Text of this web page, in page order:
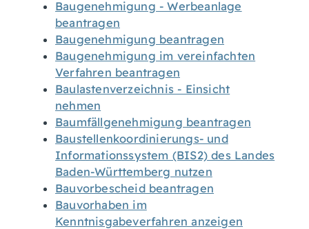
Baugenehmigung - Werbeanlage
beantragen
Baugenehmigung beantragen
Baugenehmigung im vereinfachten
Verfahren beantragen
Baulastenverzeichnis - Einsicht
nehmen
Baumfällgenehmigung beantragen
Baustellenkoordinierungs- und
Informationssystem (BIS2) des Landes
Baden-Württemberg nutzen
Bauvorbescheid beantragen
Bauvorhaben im
Kenntnisgabeverfahren anzeigen